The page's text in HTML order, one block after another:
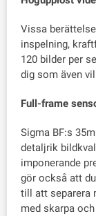
Vissa
inspelning,
120 bilder per
dig som även
Full-frame
Sigma BF:s
detaljrik
imponerande
gör också att
till att separera
med skarpa